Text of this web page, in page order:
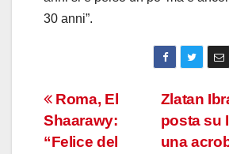
30 anni”.
Navigazione
articoli
Zlatan
posta su
una
Roma, El
Shaarawy:
“Felice del